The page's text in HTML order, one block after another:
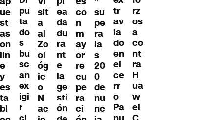
ue
st
as
on
lin
e
y
es
ta
bl
pu
ta
do
s
bu
sc
an
ex
igi
r
sit
a
al
Zo
ol
óg
ic
o
N
ac
ea
da
du
ra
nt
e
la
ge
sti
ón
co
n
m
ay
or
re
cu
pe
ra
ci
su
pe
ra
la
s
20
0
de
nu
nc
tr
av
ia
do
en
el
ce
rr
o
Pa
rz
os
a
co
nt
ra
H
ua
w
ei